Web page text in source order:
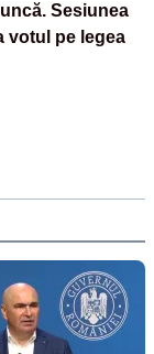
Sesiunea
votul pe legea